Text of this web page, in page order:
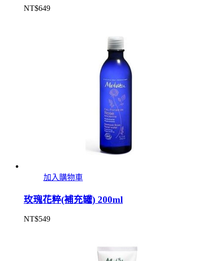
NT$649
加入購物車
玫瑰花粹(補充罐) 200ml
NT$549